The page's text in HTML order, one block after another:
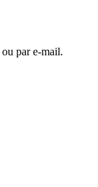
par e-mail.